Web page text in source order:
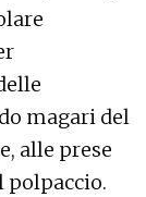
magari del
alle prese
polpaccio.